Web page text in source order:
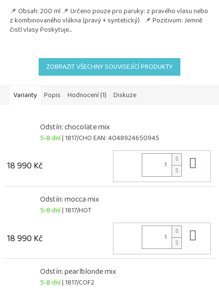
📌 Obsah: 200 ml 📌 Určeno pouze pro paruky: z pravého vlasu nebo
z kombinovaného vlákna (pravý + syntetický) 📌 Pozitivum: Jemně
čistí vlasy Poskytuje...
ZOBRAZIT VŠECHNY SOUVISEJÍCÍ PRODUKTY
Varianty Popis Hodnocení (1) Diskuze
Odstín: chocolate mix
5-8 dní| 1817/CHOEAN:4048924650945
18 990 Kč
Odstín: mocca mix
5-8 dní| 1817/HOT
18 990 Kč
Odstín: pearlblonde mix
5-8 dní| 1817/COF2